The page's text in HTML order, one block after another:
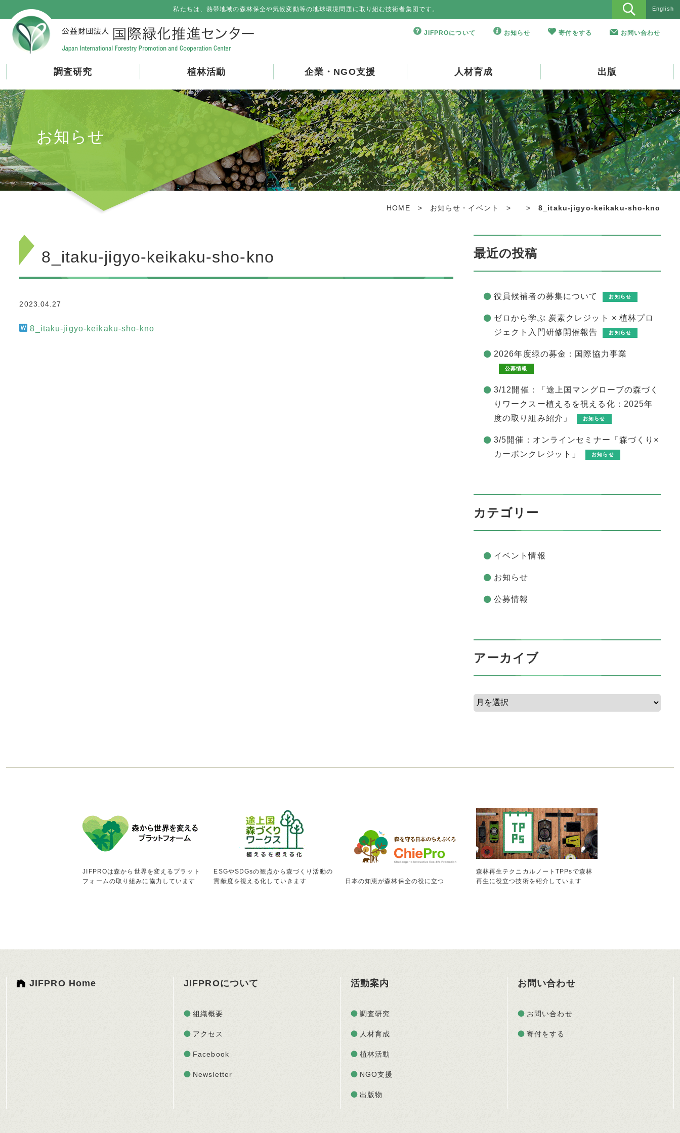
私たちは、熱帯地域の森林保全や気候変動等の地球環境問題に取り組む技術者集団です。 English
JIFPROについて お知らせ 寄付をする お問い合わせ
調査研究 植林活動 企業・NGO支援 人材育成 出版
お知らせ
HOME > お知らせ・イベント > > 8_itaku-jigyo-keikaku-sho-kno
8_itaku-jigyo-keikaku-sho-kno
2023.04.27
8_itaku-jigyo-keikaku-sho-kno
最近の投稿
役員候補者の募集について お知らせ
ゼロから学ぶ 炭素クレジット × 植林プロ
ジェクト入門研修開催報告
お知らせ
2026年度緑の募金：国際協力事業
公募情報
3/12開催：「途上国マングローブの森づく
りワークスー植えるを視える化：2025年
度の取り組み紹介」
お知らせ
3/5開催：オンラインセミナー「森づくり×
カーボンクレジット」
お知らせ
カテゴリー
イベント情報
お知らせ
公募情報
アーカイブ
JIFPROは森から世界を変えるプラット
フォームの取り組みに協力しています
ESGやSDGsの観点から森づくり活動の
貢献度を視える化していきます
日本の知恵が森林保全の役に立つ
森林再生テクニカルノートTPPsで森林
再生に役立つ技術を紹介しています
JIFPRO Home JIFPROについて
組織概要
アクセス
Facebook
Newsletter
活動案内
調査研究
人材育成
植林活動
NGO支援
出版物
お問い合わせ
お問い合わせ
寄付をする